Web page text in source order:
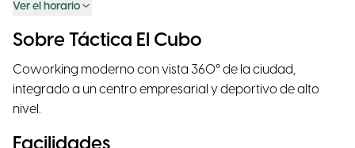
Ver el horario
Sobre Táctica El Cubo
Coworking moderno con vista 360° de la ciudad,
integrado a un centro empresarial y deportivo de alto
nivel.